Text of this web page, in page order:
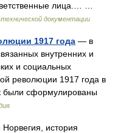
лица.… …
документации
1917 года — в
внутренних и
и социальных
революции 1917 года в
были сформулированы
история